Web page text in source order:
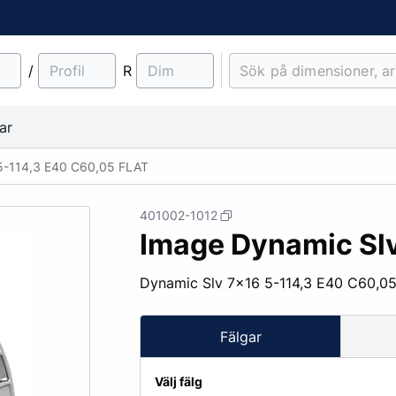
/ R
Entreprenad & Maskiner
Lastbilsfälgar
O-ringar
Fälgtillbehör
Pinnbultar
Fälgskydd
Bult & Mutter
114,3 E40 C60,05 FLAT
401002-1012
Image Dynamic
Dynamic Slv 7x16 5-114,3 E40
Fälgar
Välj fälg